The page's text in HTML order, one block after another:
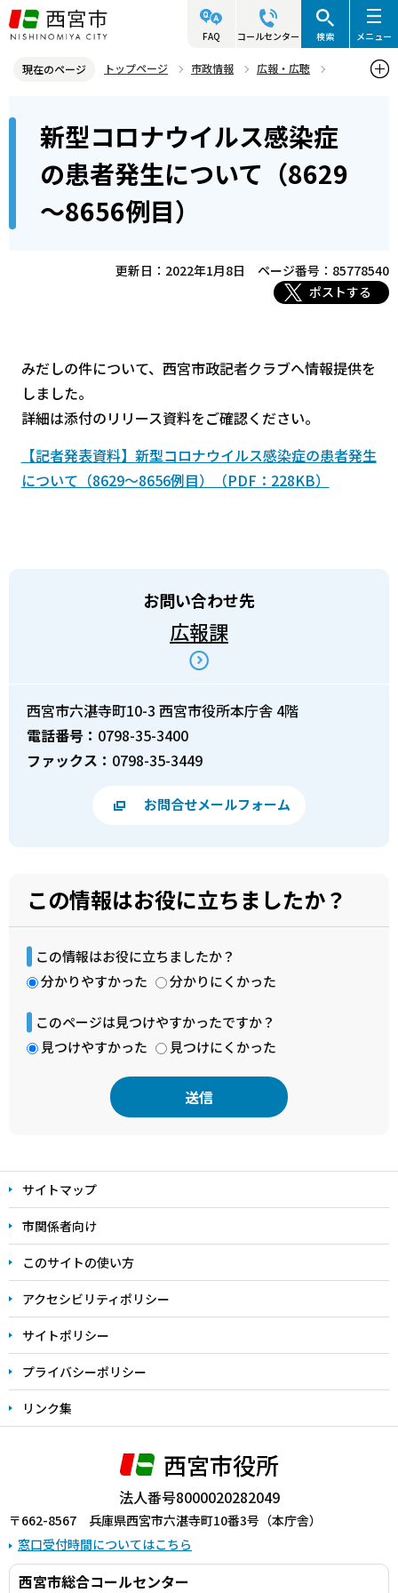
こ
の
ジ
す
FAQ コールセンター 検索 メニュー
現在のページ トップページ 市政情報
広報・広聴
新型コロナウイルス感染症の患者発生について（8629～8656例目）
ら
新型コロナウイルス感染症
の患者発生について（8629
～8656例目）
更新日：2022年1月8日
ページ番号：85778540
ポストする
みだしの件について、西宮市政記者クラブへ情報提供を
しました。
詳細は添付のリリース資料をご確認ください。
【記者発表資料】新型コロナウイルス感染症の患者発生
について（8629～8656例目）（PDF：228KB）
お問い合わせ先
広報課
西宮市六湛寺町10-3 西宮市役所本庁舎 4階
電話番号： 0798-35-3400
ファックス： 0798-35-3449
お問合せメールフォーム
この情報はお役に立ちましたか？
この情報はお役に立ちましたか？
分かりやすかった
分かりにくかった
このページは見つけやすかったですか？
見つけやすかった
見つけにくかった
文
こ
こ
ま
で
サイトマップ
市関係者向け
このサイトの使い方
アクセシビリティポリシー
サイトポリシー
プライバシーポリシー
リンク集
西宮市役所
法人番号8000020282049
〒662-8567 兵庫県西宮市六湛寺町10番3号（本庁舎）
窓口受付時間についてはこちら
西宮市総合コールセンター